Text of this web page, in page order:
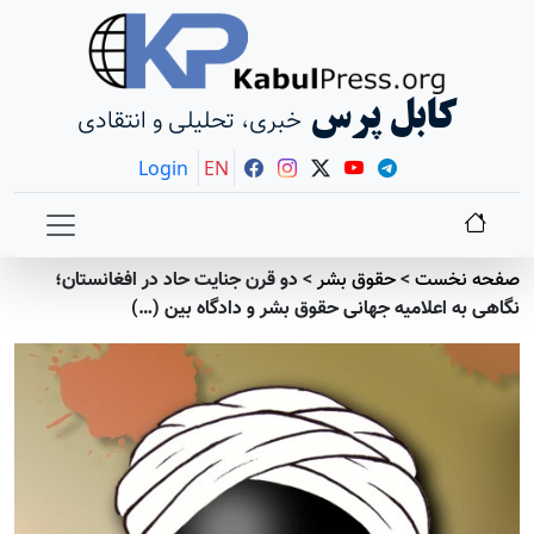
کابل پرسخبری، تحلیلی و انتقادی
Login EN
صفحه نخست>حقوق بشر>دو قرن جنایت حاد در افغانستان؛
نگاهی به اعلامیه جهانی حقوق بشر و دادگاه بین (…)